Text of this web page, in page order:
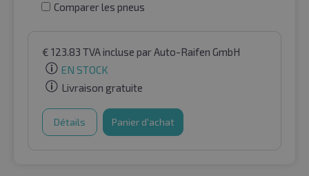
Comparer les pneus
€ 123.83 TVA incluse par Auto-Raifen GmbH
EN STOCK
Livraison gratuite
Détails Panier d'achat